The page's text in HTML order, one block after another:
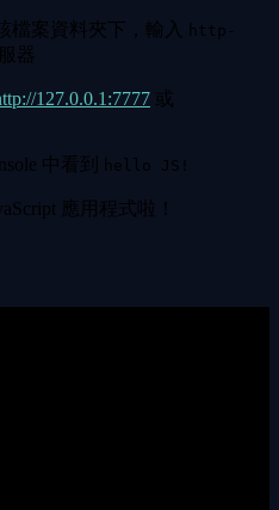
檔案資料夾下，輸入
http-
器
127.0.0.1:7777 或
中看到 hello JS!
應用程式啦！